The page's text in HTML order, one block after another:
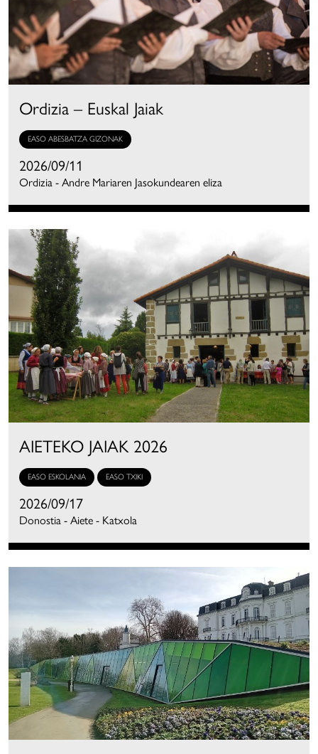
Ordizia – Euskal Jaiak
EASO ABESBATZA GIZONAK
2026/09/11
Ordizia - Andre Mariaren Jasokundearen eliza
AIETEKO JAIAK 2026
EASO ESKOLANIA EASO TXIKI
2026/09/17
Donostia - Aiete - Katxola